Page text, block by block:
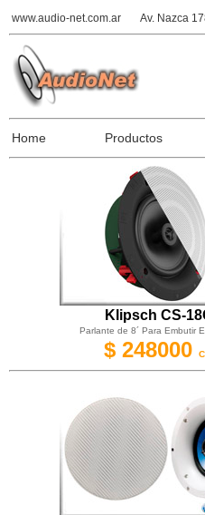
www.audio-net.com.ar Av. Nazca
Home Productos
Klipsch CS-
Parlante de 8´ Para Embutir
$ 248000